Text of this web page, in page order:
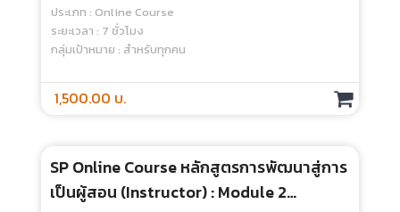
ประเภท : Online Course
ระยะเวลา : 4 ชั่วโมง
กลุ่มเป้าหมาย : สำหรับทุกคน
1,000.00 บ.